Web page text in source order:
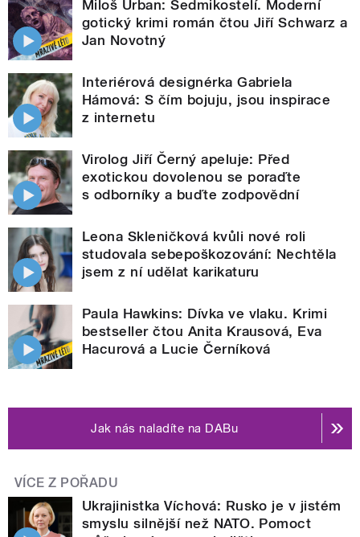
Miloš Urban: Sedmikostelí. Moderní
gotický krimi román čtou Jiří Schwarz a
Jan Novotný
Interiérová designérka Gabriela
Hámová: S čím bojuju, jsou inspirace
z internetu
Virolog Jiří Černý apeluje: Před
exotickou dovolenou se poraďte
s odborníky a buďte zodpovědní
Leona Skleničková kvůli nové roli
studovala sebepoškozování: Nechtěla
jsem z ní udělat karikaturu
Paula Hawkins: Dívka ve vlaku. Krimi
bestseller čtou Anita Krausová, Eva
Hacurová a Lucie Černíková
Jak nás naladíte na DABu
VÍCE Z POŘADU
Ukrajinistka Víchová: Rusko je v jistém
smyslu silnější než NATO. Pomoct